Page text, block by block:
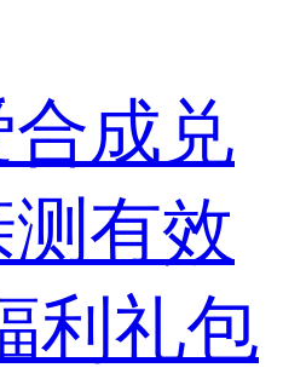
成兑
有效
利礼包